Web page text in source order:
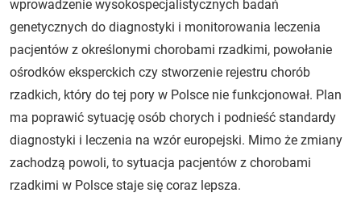
wprowadzenie wysokospecjalistycznych badań
genetycznych do diagnostyki i monitorowania leczenia
pacjentów z określonymi chorobami rzadkimi, powołanie
ośrodków eksperckich czy stworzenie rejestru chorób
rzadkich, który do tej pory w Polsce nie funkcjonował. Plan
ma poprawić sytuację osób chorych i podnieść standardy
diagnostyki i leczenia na wzór europejski. Mimo że zmiany
zachodzą powoli, to sytuacja pacjentów z chorobami
rzadkimi w Polsce staje się coraz lepsza.